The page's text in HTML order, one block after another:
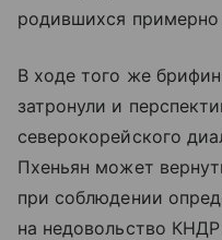
родившихся примерно
В ходе того же
затронули и
северокорейского
Пхеньян может
при соблюдении
на недовольство